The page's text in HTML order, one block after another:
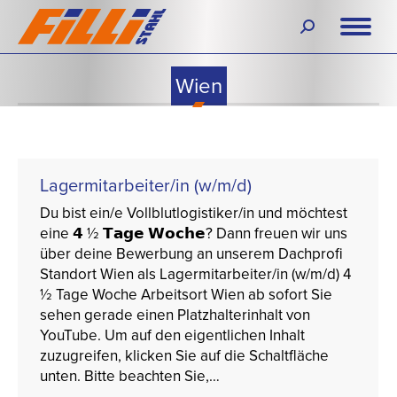
Search:
Wien
Lagermitarbeiter/in (w/m/d)
Du bist ein/e Vollblutlogistiker/in und möchtest
eine 𝟰 ½ 𝗧𝗮𝗴𝗲 𝗪𝗼𝗰𝗵𝗲? Dann freuen wir uns
über deine Bewerbung an unserem Dachprofi
Standort Wien als Lagermitarbeiter/in (w/m/d) 4
½ Tage Woche Arbeitsort Wien ab sofort Sie
sehen gerade einen Platzhalterinhalt von
YouTube. Um auf den eigentlichen Inhalt
zuzugreifen, klicken Sie auf die Schaltfläche
unten. Bitte beachten Sie,…